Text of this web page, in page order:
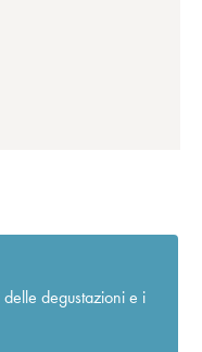
degustazioni e i